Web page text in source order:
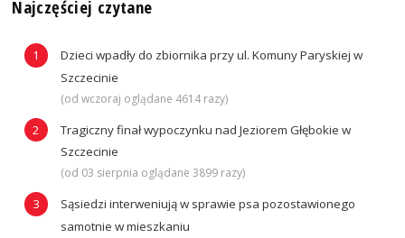
Najczęściej czytane
Dzieci wpadły do zbiornika przy ul. Komuny Paryskiej w
Szczecinie
(od wczoraj oglądane 4614 razy)
Tragiczny finał wypoczynku nad Jeziorem Głębokie w
Szczecinie
(od 03 sierpnia oglądane 3899 razy)
Sąsiedzi interweniują w sprawie psa pozostawionego
samotnie w mieszkaniu